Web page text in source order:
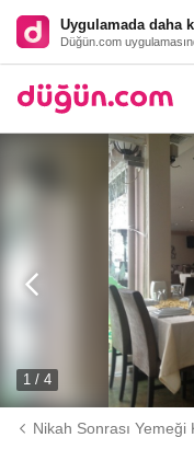
Uygulamada daha
Düğün.com
1 / 4
Nikah Sonrası Yemeği